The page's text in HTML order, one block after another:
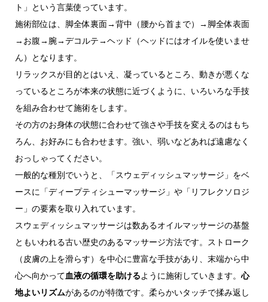
ト」という言葉使っています。
施術部位は、脚全体裏面→背中（腰から首まで）→脚全体表面
→お腹→腕→デコルテ→ヘッド（ヘッドにはオイルを使いませ
ん）となります。
リラックスが目的とはいえ、凝っているところ、動きが悪くな
っているところが本来の状態に近づくように、いろいろな手技
を組み合わせて施術をします。
その方のお身体の状態に合わせて強さや手技を変えるのはもち
ろん、お好みにも合わせます。強い、弱いなどあれば遠慮なく
おっしゃってください。
一般的な種別でいうと、「スウェディッシュマッサージ」をベ
ースに「ディープティシューマッサージ」や「リフレクソロジ
ー」の要素を取り入れています。
スウェディッシュマッサージは数あるオイルマッサージの基盤
ともいわれる古い歴史のあるマッサージ方法です。ストローク
（皮膚の上を滑らす）を中心に豊富な手技があり、末端から中
心へ向かって血液の循環を助けるように施術していきます。 心
地よいリズムがあるのが特徴です。柔らかいタッチで揉み返し